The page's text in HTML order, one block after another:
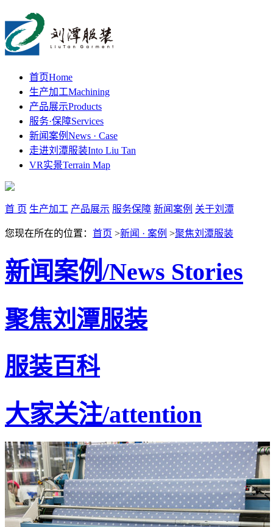
首页Home
生产加工Machining
产品展示Products
服务·保障Services
新闻案例 News · Case
走进刘潭服装Into Liu Tan
VR实景Terrain Map
首 页 生产加工 产品展示 服务保障 新闻案例 关于刘潭
您现在所在的位置： 首页 >新闻 · 案例 >聚焦刘潭服装
新闻案例/News Stories
聚焦刘潭服装
服装百科
大家关注/attention